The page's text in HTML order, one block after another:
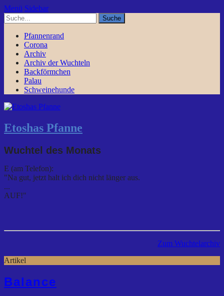
Menü Sidebar
Pfannenrand
Corona
Archiv
Archiv der Wuchteln
Backförmchen
Palau
Schweinehunde
Etoshas Pfanne
Wuchtel des Monats
E (am Telefon):
"Na gut, jetzt halt ich dich nicht länger aus.
...
AUF!"
Zum Wuchtelarchiv
Artikel
Balance